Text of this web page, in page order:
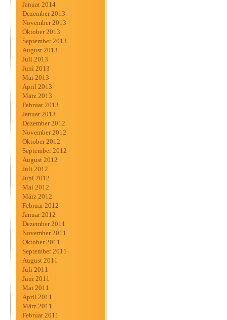
Januar 2014
Dezember 2013
November 2013
Oktober 2013
September 2013
August 2013
Juli 2013
Juni 2013
Mai 2013
April 2013
März 2013
Februar 2013
Januar 2013
Dezember 2012
November 2012
Oktober 2012
September 2012
August 2012
Juli 2012
Juni 2012
Mai 2012
März 2012
Februar 2012
Januar 2012
Dezember 2011
November 2011
Oktober 2011
September 2011
August 2011
Juli 2011
Juni 2011
Mai 2011
April 2011
März 2011
Februar 2011